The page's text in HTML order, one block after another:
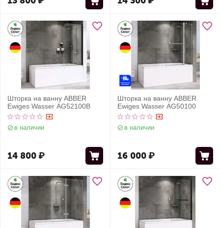
Шторка на ванну ABBER
Ewiges Wasser AG52100B
в наличии
14 800₽
Шторка на ванну ABBER
Ewiges Wasser AG50100
в наличии
16 000₽